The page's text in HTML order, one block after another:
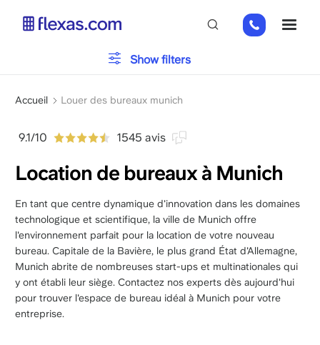
+49
151
Fil
Accueil Louer des bureaux munich
9.1/10 1545 avis
Location de bureaux à Munich
En tant que centre dynamique d'innovation dans les domaines
technologique et scientifique, la ville de Munich offre
l'environnement parfait pour la location de votre nouveau
bureau. Capitale de la Bavière, le plus grand État d'Allemagne,
Munich abrite de nombreuses start-ups et multinationales qui
y ont établi leur siège. Contactez nos experts dès aujourd'hui
pour trouver l'espace de bureau idéal à Munich pour votre
entreprise.
Typologie du bureau
Parking
Installations
Veuillez choisir la taille de votre équipe x
Show filters